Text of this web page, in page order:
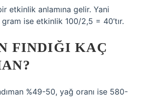
etkinlik anlamına gelir. Yani
gram ise etkinlik 100/2,5 = 40’tır.
FINDIĞI KAÇ
%49-50, yağ oranı ise 580-